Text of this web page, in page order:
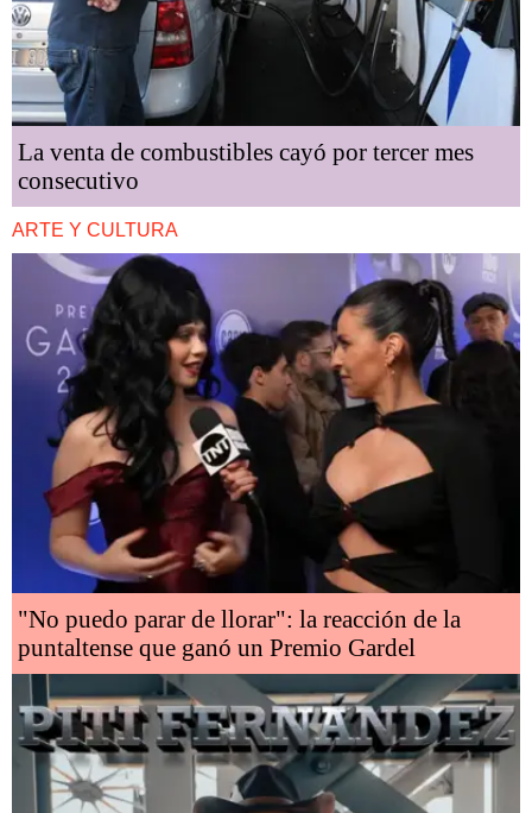
La venta de combustibles cayó por tercer mes
consecutivo
ARTE Y CULTURA
"No puedo parar de llorar": la reacción de la
puntaltense que ganó un Premio Gardel